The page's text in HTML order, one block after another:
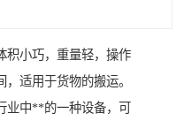
积小巧，重量轻，操作
适用于货物的搬运。
业中**的一种设备，可